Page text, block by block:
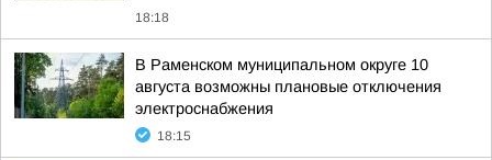
18:18
В Раменском муниципальном округе 10
августа возможны плановые отключения
электроснабжения
18:15